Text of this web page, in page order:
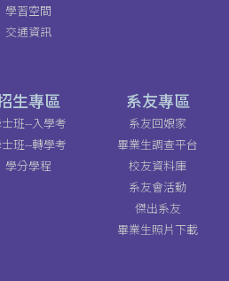
學習空間
交通資訊
生專區
班--入學考
班--轉學考
學分學程
系友專區
系友回娘家
畢業生調查平台
校友資料庫
系友會活動
傑出系友
畢業生照片下載